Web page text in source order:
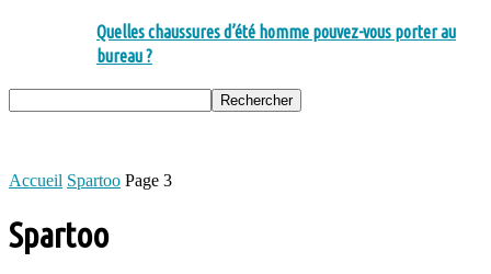
Quelles chaussures d’été homme pouvez-vous porter au
bureau ?
Accueil Spartoo Page 3
Spartoo